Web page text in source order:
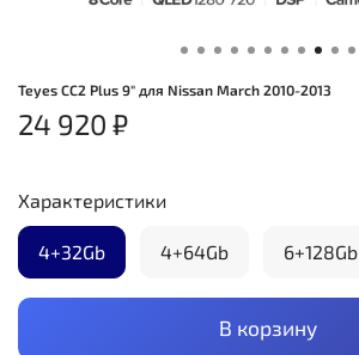
Teyes CC2 Plus 9" для Nissan March 2010-2013
24 920 ₽
В корзину
Характеристики
4+32Gb 4+64Gb 6+128Gb